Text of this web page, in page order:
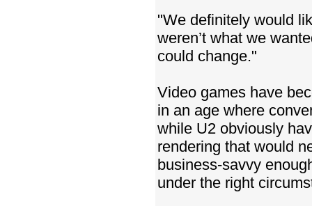
"We definitely would
weren’t what we
could change."
Video games have
in an age where
while U2 obviously
rendering that would
business-savvy
under the right